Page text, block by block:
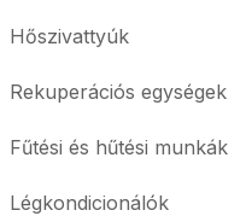
Hőszivattyúk
Rekuperációs egységek
Fűtési és hűtési munkák
Légkondicionálók